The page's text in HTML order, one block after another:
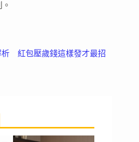
析 紅包壓歲錢這樣發才最招